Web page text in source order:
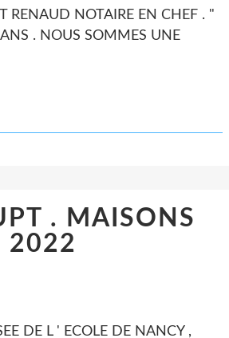
RENAUD NOTAIRE EN CHEF . "
. NOUS SOMMES UNE
. MAISONS
2022
DE L ' ECOLE DE NANCY ,